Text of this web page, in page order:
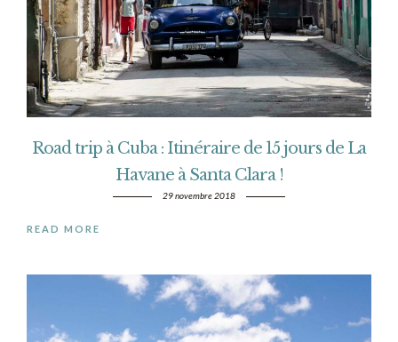
Road trip à Cuba : Itinéraire de 15 jours de La
Havane à Santa Clara !
29 novembre 2018
READ MORE